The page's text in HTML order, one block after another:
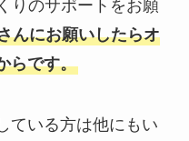
りのサポートをお願
んにお願いしたらオ
らです。
ている方は他にもい